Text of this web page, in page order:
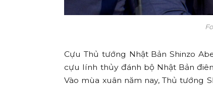
Cựu Thủ tướng Nhật Bản Shinzo
cựu lính thủy đánh bộ Nhật Bản
Vào mùa xuân năm nay, Thủ tướng